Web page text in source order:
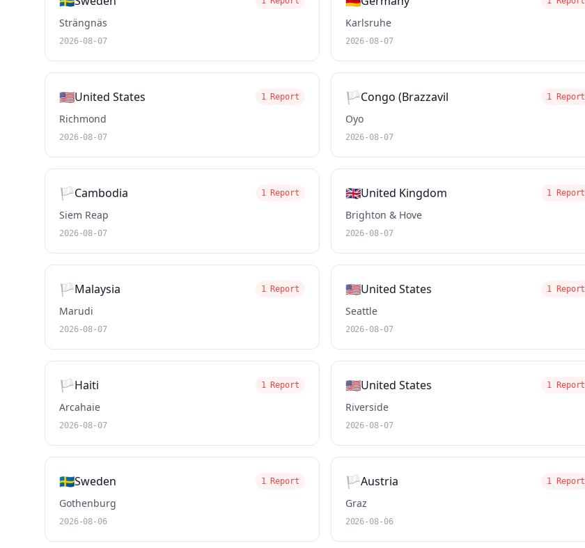
Strängnäs
2026-08-07
Karlsruhe
2026-08-07
🇺🇸United States 1 Report
Richmond
2026-08-07
🏳️Congo (Brazzavil 1 Report
Oyo
2026-08-07
🏳️Cambodia 1 Report
Siem Reap
2026-08-07
🇬🇧United Kingdom 1 Report
Brighton & Hove
2026-08-07
🏳️Malaysia 1 Report
Marudi
2026-08-07
🇺🇸United States 1 Report
Seattle
2026-08-07
🏳️Haiti 1 Report
Arcahaie
2026-08-07
🇺🇸United States 1 Report
Riverside
2026-08-07
🇸🇪Sweden 1 Report
Gothenburg
2026-08-06
🏳️Austria 1 Report
Graz
2026-08-06